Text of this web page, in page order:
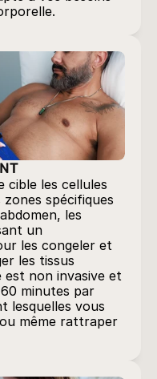
cible les cellules
zones spécifiques
les
un
les congeler et
les tissus
non invasive et
minutes par
lesquelles vous
même rattraper